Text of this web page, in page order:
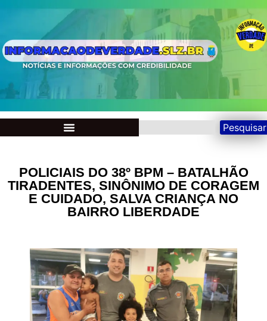
Pesquisar
POLICIAIS DO 38º BPM – BATALHÃO
TIRADENTES, SINÔNIMO DE CORAGEM
E CUIDADO, SALVA CRIANÇA NO
BAIRRO LIBERDADE